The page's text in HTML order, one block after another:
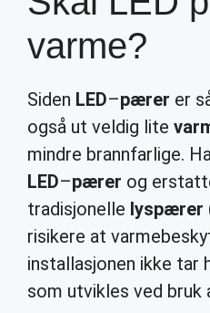
varme?
Siden LED–pærer er
også ut veldig lite
mindre brannfarlige.
LED–pærer og
tradisjonelle lyspærer
risikere at
installasjonen ikke tar
som utvikles ved bruk